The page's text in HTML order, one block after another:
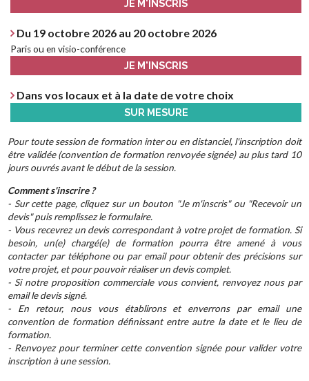
JE M'INSCRIS
Du 19 octobre 2026 au 20 octobre 2026
Paris ou en visio-conférence
JE M'INSCRIS
Dans vos locaux et à la date de votre choix
SUR MESURE
Pour toute session de formation inter ou en distanciel, l'inscription doit
être validée (convention de formation renvoyée signée) au plus tard 10
jours ouvrés avant le début de la session.
Comment s'inscrire ?
- Sur cette page, cliquez sur un bouton "Je m'inscris" ou "Recevoir un
devis" puis remplissez le formulaire.
- Vous recevrez un devis correspondant à votre projet de formation. Si
besoin, un(e) chargé(e) de formation pourra être amené à vous
contacter par téléphone ou par email pour obtenir des précisions sur
votre projet, et pour pouvoir réaliser un devis complet.
- Si notre proposition commerciale vous convient, renvoyez nous par
email le devis signé.
- En retour, nous vous établirons et enverrons par email une
convention de formation définissant entre autre la date et le lieu de
formation.
- Renvoyez pour terminer cette convention signée pour valider votre
inscription à une session.